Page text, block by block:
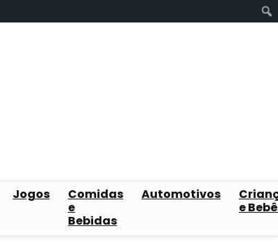
Jogos
Comidas
e
Bebidas
Automotivos
e